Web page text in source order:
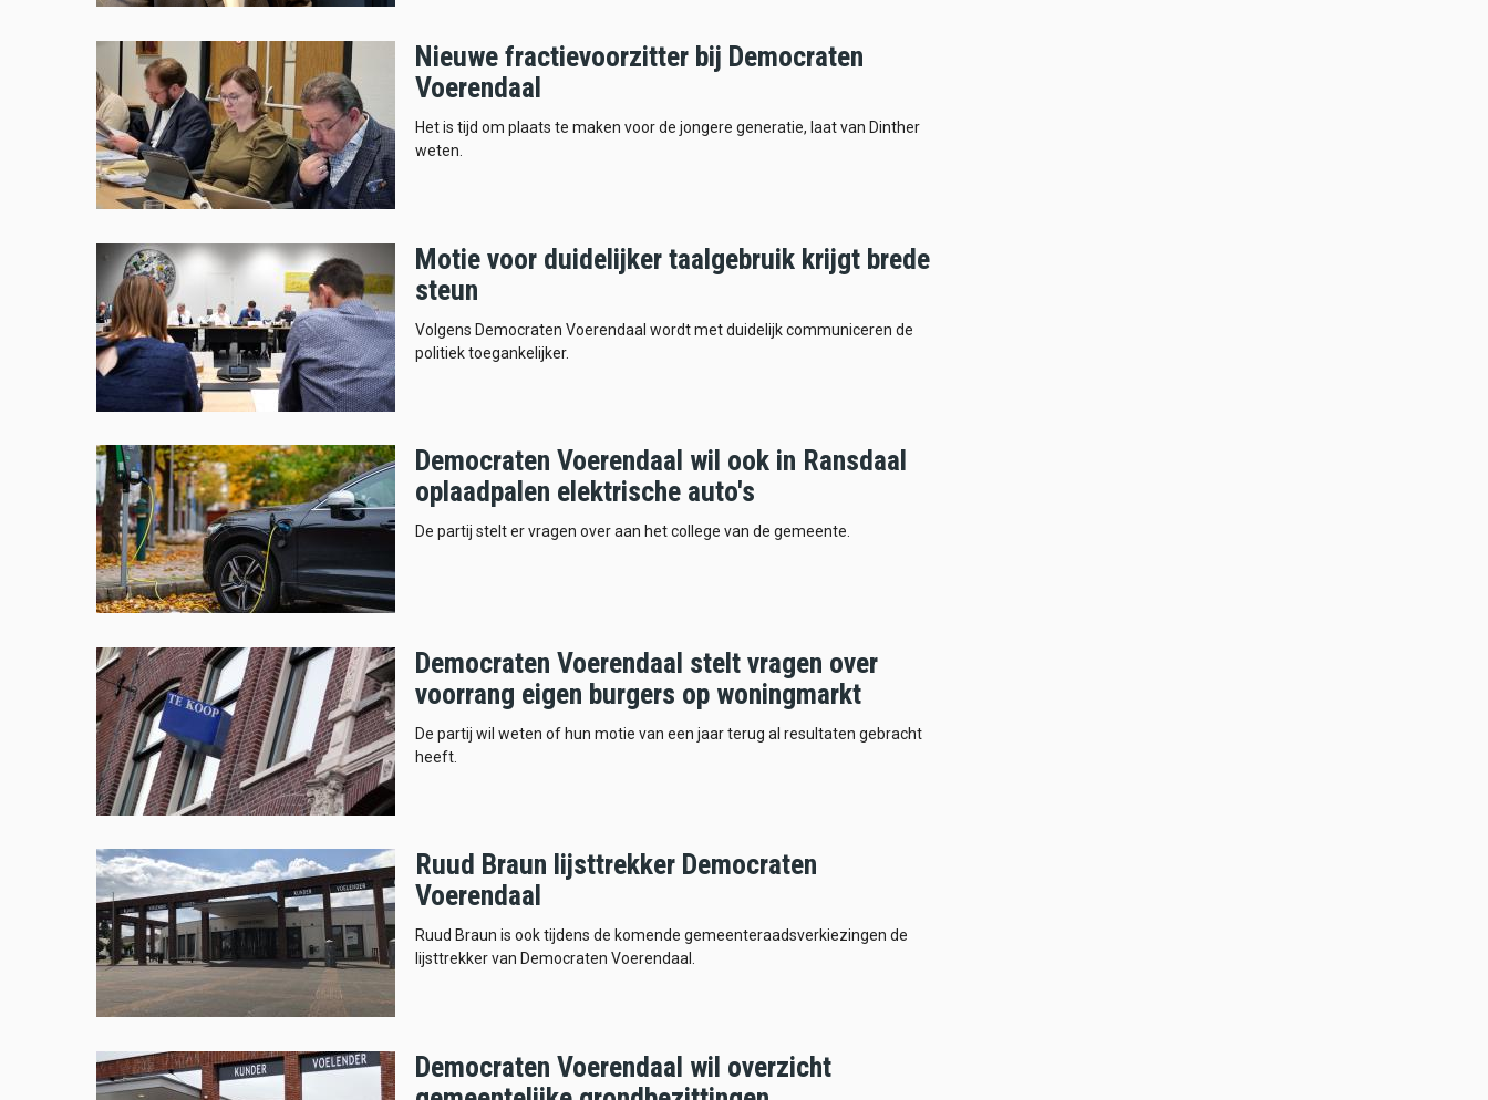
Nieuwe fractievoorzitter bij Democraten
Voerendaal
Het is tijd om plaats te maken voor de jongere generatie, laat van Dinther
weten.
Motie voor duidelijker taalgebruik krijgt brede
steun
Volgens Democraten Voerendaal wordt met duidelijk communiceren de
politiek toegankelijker.
Democraten Voerendaal wil ook in Ransdaal
oplaadpalen elektrische auto's
De partij stelt er vragen over aan het college van de gemeente.
Democraten Voerendaal stelt vragen over
voorrang eigen burgers op woningmarkt
De partij wil weten of hun motie van een jaar terug al resultaten gebracht
heeft.
Ruud Braun lijsttrekker Democraten
Voerendaal
Ruud Braun is ook tijdens de komende gemeenteraadsverkiezingen de
lijsttrekker van Democraten Voerendaal.
Democraten Voerendaal wil overzicht